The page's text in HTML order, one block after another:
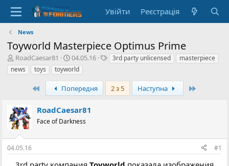
Увійти Реєстрація
News
Toyworld Masterpiece Optimus Prime
А
в
т
е
м
и
RoadCaesar81
Д
а
т
с
в
о
е
04.05.16
Т
и
3rd party unlicensed
masterpiece
news
toys toyworld
ПершийПопередня 2 з 5 Наступна
RoadCaesar81
Face of Darkness
04.05.16 #1